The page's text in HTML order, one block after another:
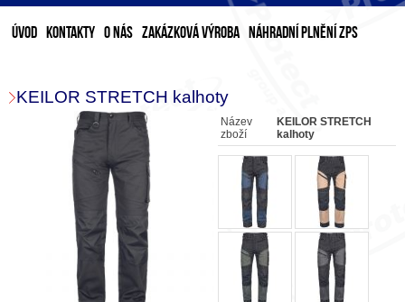
KEILOR STRETCH kalhoty
Název
zboží
KEILOR STRETCH
kalhoty
Úvod Kontakty O nás Zakázková výroba Náhradní plnění ZPS